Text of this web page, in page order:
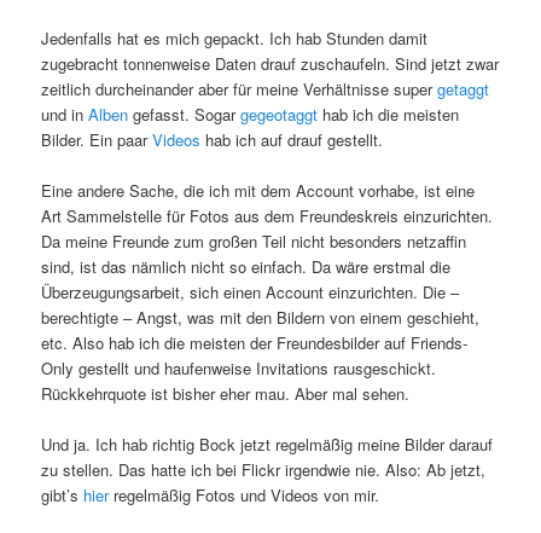
Jedenfalls hat es mich gepackt. Ich hab Stunden damit
zugebracht tonnenweise Daten drauf zuschaufeln. Sind jetzt zwar
zeitlich durcheinander aber für meine Verhältnisse supergetaggt
und inAlben gefasst. Sogargegeotaggt hab ich die meisten
Bilder. Ein paarVideos hab ich auf drauf gestellt.
Eine andere Sache, die ich mit dem Account vorhabe, ist eine
Art Sammelstelle für Fotos aus dem Freundeskreis einzurichten.
Da meine Freunde zum großen Teil nicht besonders netzaffin
sind, ist das nämlich nicht so einfach. Da wäre erstmal die
Überzeugungsarbeit, sich einen Account einzurichten. Die –
berechtigte – Angst, was mit den Bildern von einem geschieht,
etc. Also hab ich die meisten der Freundesbilder auf Friends-
Only gestellt und haufenweise Invitations rausgeschickt.
Rückkehrquote ist bisher eher mau. Aber mal sehen.
Und ja. Ich hab richtig Bock jetzt regelmäßig meine Bilder darauf
zu stellen. Das hatte ich bei Flickr irgendwie nie. Also: Ab jetzt,
gibt’s hierregelmäßig Fotos und Videos von mir.